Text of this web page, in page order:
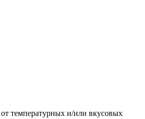
температурных и/или вкусовых